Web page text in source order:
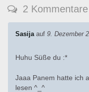
2 Kommentare
Sasijaauf 9. Dezember
Huhu Süße du :*
Jaaa Panem hatte ich
lesen ^_^